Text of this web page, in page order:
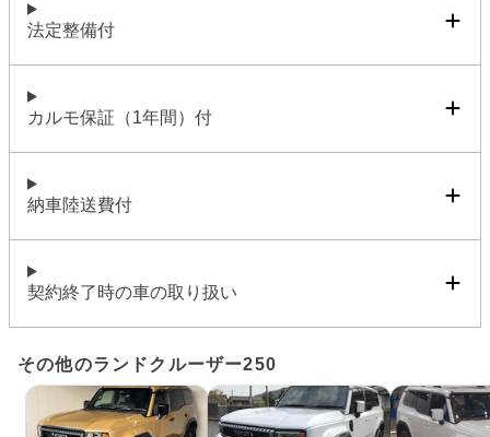
法定整備付
カルモ保証（1年間）付
納車陸送費付
契約終了時の車の取り扱い
その他のランドクルーザー250